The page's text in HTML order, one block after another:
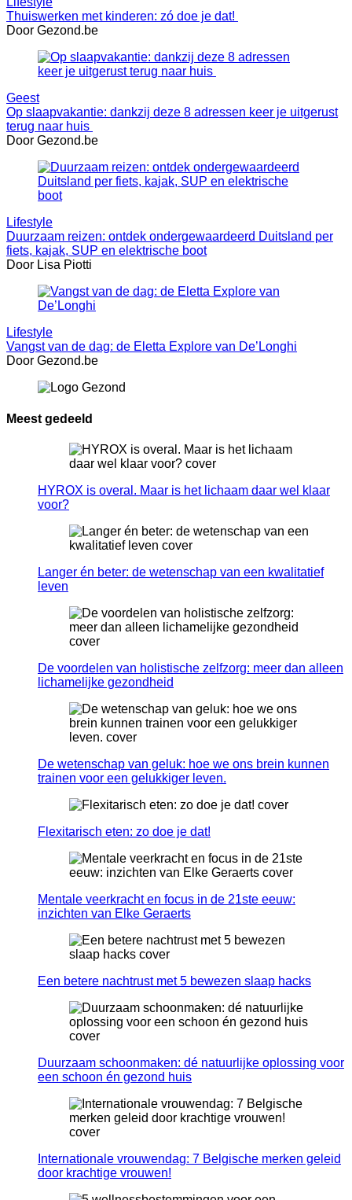
Thuiswerken met kinderen: zó doe je dat!
Door Gezond.be
Geest
Op slaapvakantie: dankzij deze 8 adressen keer je uitgerust
terug naar huis
Door Gezond.be
Lifestyle
Duurzaam reizen: ontdek ondergewaardeerd Duitsland per
fiets, kajak, SUP en elektrische boot
Door Lisa Piotti
Lifestyle
Vangst van de dag: de Eletta Explore van De’Longhi
Door Gezond.be
Meest gedeeld
HYROX is overal. Maar is het lichaam daar wel klaar
voor?
Langer én beter: de wetenschap van een kwalitatief
leven
De voordelen van holistische zelfzorg: meer dan alleen
lichamelijke gezondheid
De wetenschap van geluk: hoe we ons brein kunnen
trainen voor een gelukkiger leven.
Flexitarisch eten: zo doe je dat!
Mentale veerkracht en focus in de 21ste eeuw:
inzichten van Elke Geraerts
Een betere nachtrust met 5 bewezen slaap hacks
Duurzaam schoonmaken: dé natuurlijke oplossing voor
een schoon én gezond huis
Internationale vrouwendag: 7 Belgische merken geleid
door krachtige vrouwen!